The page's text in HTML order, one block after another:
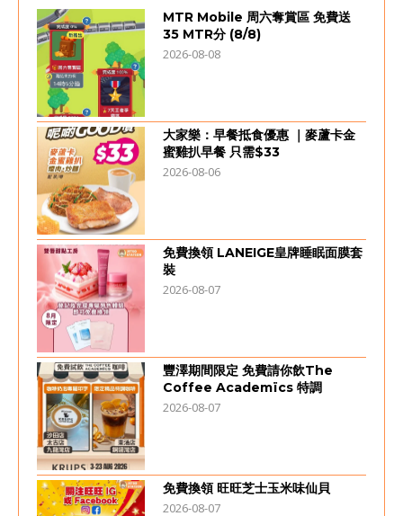
MTR Mobile 周六奪賞區 免費送
35 MTR分 (8/8)
2026-08-08
大家樂：早餐抵食優惠 ｜麥蘆卡金
蜜雞扒早餐 只需$33
2026-08-06
免費換領 LANEIGE皇牌睡眠面膜套
裝
2026-08-07
豐澤期間限定 免費請你飲The
Coffee Academïcs 特調
2026-08-07
免費換領 旺旺芝士玉米味仙貝
2026-08-07